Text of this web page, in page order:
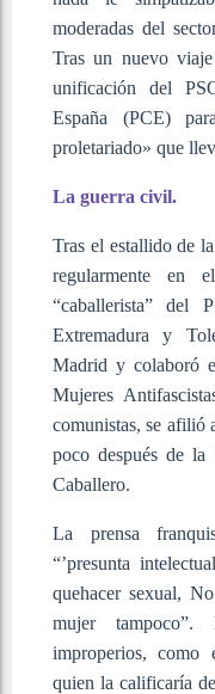
moderadas del
Tras un nuevo
unificación del
España (PCE)
proletariado» que
La guerra civil.
Tras el estallido de
regularmente en
“caballerista” del
Extremadura y
Madrid y colaboró
Mujeres
comunistas, se afilió
poco después de
Caballero.
La prensa
“’presunta
quehacer sexual,
mujer
improperios, como
quien la calificaría